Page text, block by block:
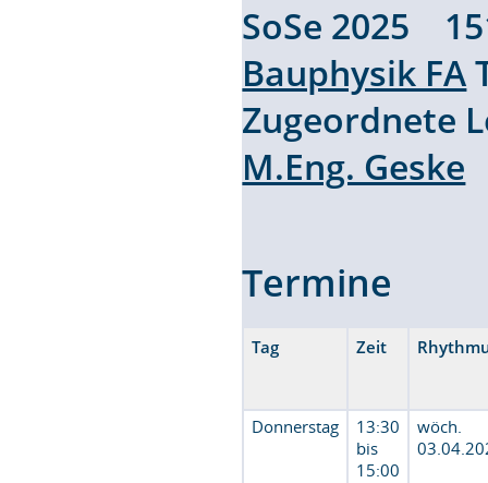
SoSe 2025
Bauphysik FA
Zugeordnete
M.Eng. Geske
Termine
Tag Zeit
Donnerstag
13:30
bis
15:00
wöch.